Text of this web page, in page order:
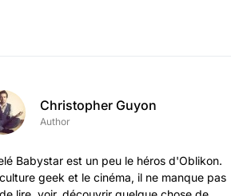
Christopher Guyon
Author
Babystar est un peu le héros d'Oblikon.
geek et le cinéma, il ne manque pas